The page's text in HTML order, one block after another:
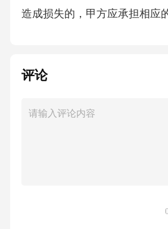
造成损失的，甲方应承担相应
付违约金。逾期超过[具体期限
售对应的代理费及违约金，同
违约行为，并按照乙方超出代
的[X]%向甲方支付违约金。
评论